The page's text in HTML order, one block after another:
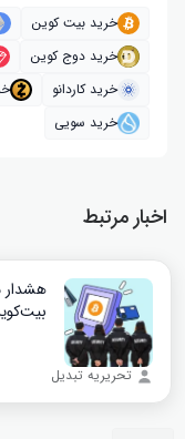
خرید بیت کوین
خرید دوج کوین
خرید کاردانو
خرید سویی
اخبار مرتبط
هشدار
تحریریه تبدیل